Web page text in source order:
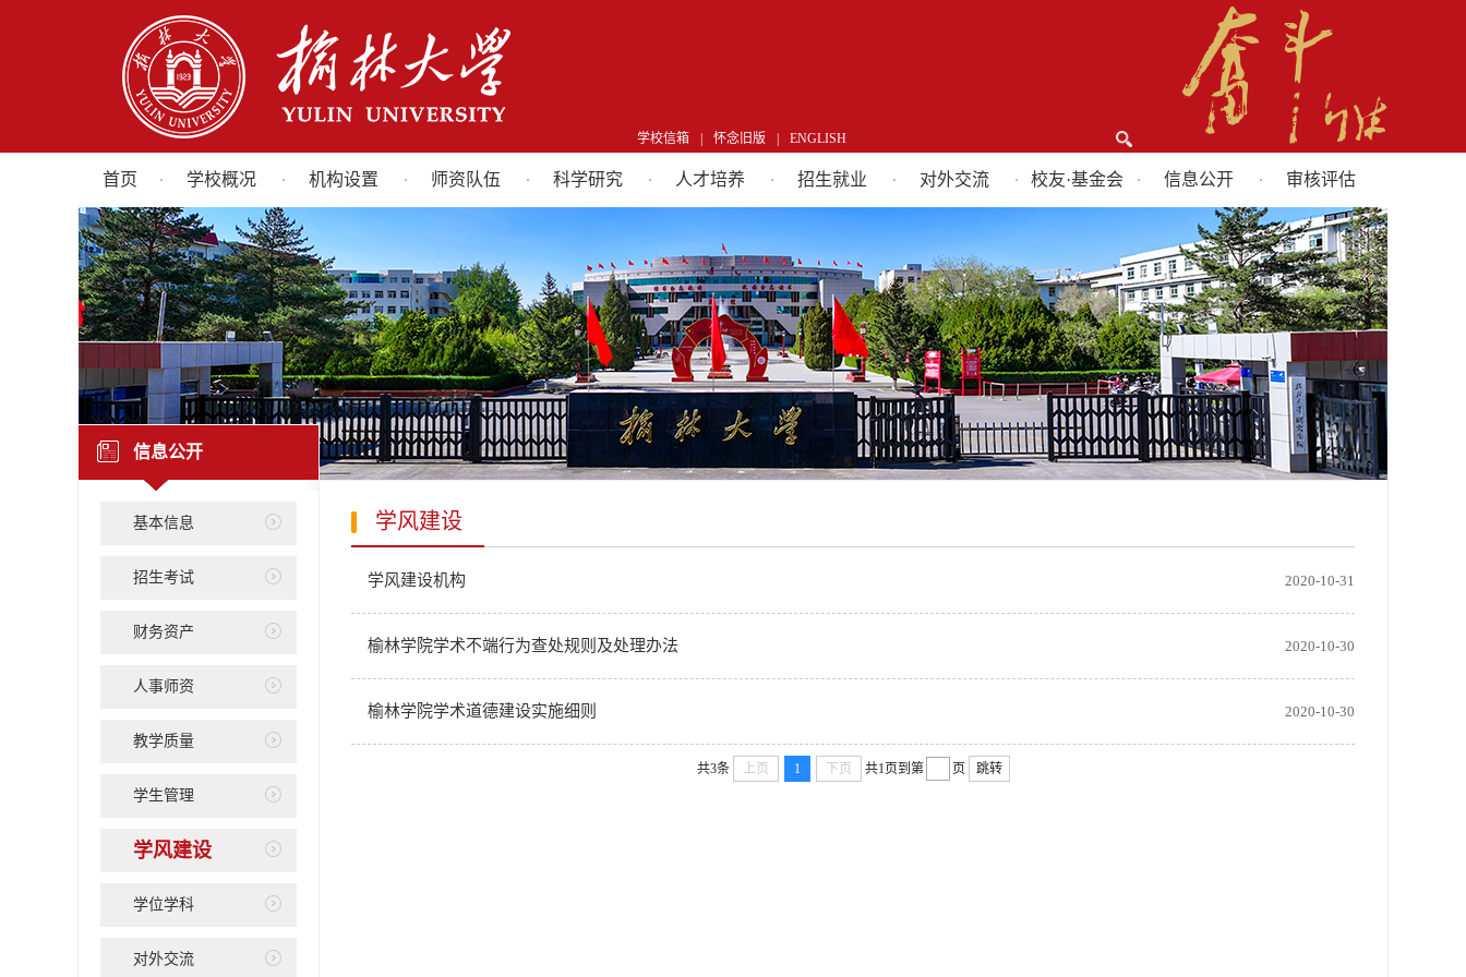
学校信箱 怀念旧版 ENGLISH
首页 学校概况 机构设置 师资队伍 科学研究 人才培养 招生就业 对外交流 校友·基金会 信息公开 审核评估
信息公开
基本信息
招生考试
财务资产
人事师资
教学质量
学生管理
学风建设
学位学科
对外交流
学风建设
2020-10-31
学风建设机构
2020-10-30
榆林学院学术不端行为查处规则及处理办法
2020-10-30
榆林学院学术道德建设实施细则
共3条 上页 1 下页 共1页到第 页 跳转